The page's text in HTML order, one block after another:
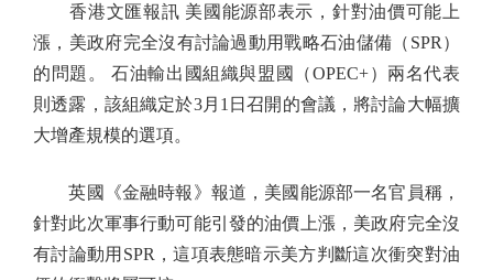
香港文匯報訊 美國能源部表示，針對油價可能上
漲，美政府完全沒有討論過動用戰略石油儲備（SPR）
的問題。 石油輸出國組織與盟國（OPEC+）兩名代表
則透露，該組織定於3月1日召開的會議，將討論大幅擴
大增產規模的選項。
英國《金融時報》報道，美國能源部一名官員稱，
針對此次軍事行動可能引發的油價上漲，美政府完全沒
有討論動用SPR，這項表態暗示美方判斷這次衝突對油